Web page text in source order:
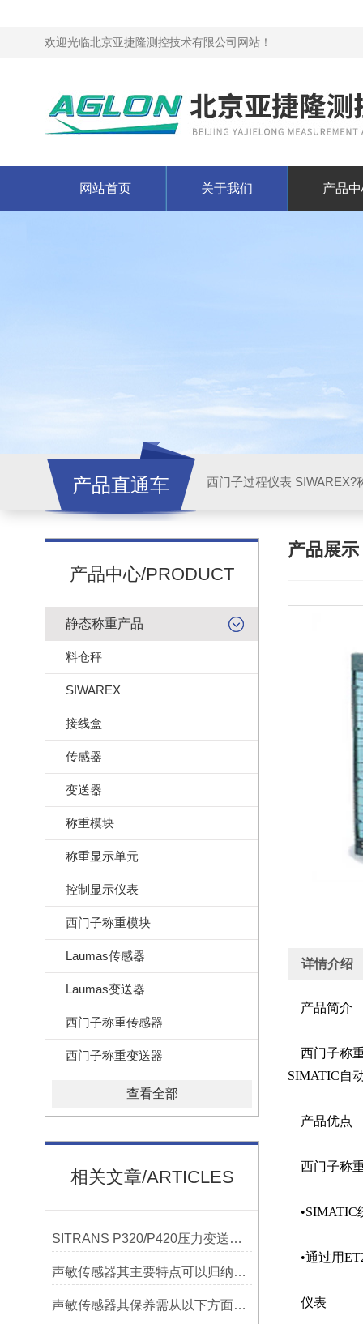
欢迎光临北京亚捷隆测控技术有限公司网站！
网站首页 关于我们 产品
产品直通车 西门子过程仪表 SIWAREX?
产品中心/PRODUCT
静态称重产品
料仓秤
SIWAREX
接线盒
传感器
变送器
称重模块
称重显示单元
控制显示仪表
西门子称重模块
Laumas传感器
Laumas变送器
西门子称重传感器
西门子称重变送器
查看全部
相关文章/ARTICLES
SITRANS P320/P420压力变送器概述
声敏传感器其主要特点可以归纳为以下几个核心维度
声敏传感器其保养需从以下方面入手
产品展示
详情介绍
产品简介
西门子称
SIMATIC自
产品优点
西门子称
•SIMATIC
•通过用
仪表